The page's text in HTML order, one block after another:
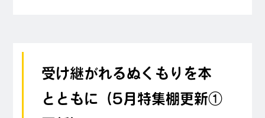
受け継がれるぬくもりを本
とともに（5月特集棚更新①